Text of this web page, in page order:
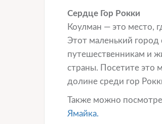
Сердце Гор Рокки
Коулман — это место,
Этот маленький город
путешественникам и
страны. Посетите это
долине среди гор
Также можно
Ямайка.